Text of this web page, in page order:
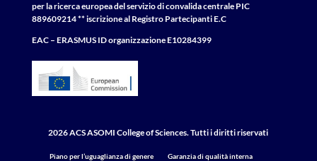
per la ricerca europea del servizio di convalida centrale PIC
889609214 ** iscrizione al Registro Partecipanti E.C
EAC – ERASMUS IDorganizzazione E10284399
2026 ACS ASOMI College of Sciences. Tutti i diritti riservati
Piano per l’uguaglianza di genere Garanzia di qualità interna